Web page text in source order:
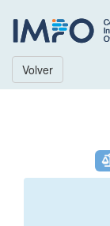
Volver